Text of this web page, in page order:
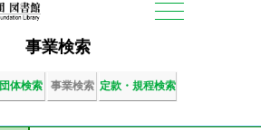
事業検索
団体検索 事業検索 定款・規程検索